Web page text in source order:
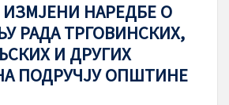
ИЗМЈЕНИ НАРЕДБЕ О
РАДА ТРГОВИНСКИХ,
И ДРУГИХ
ПОДРУЧЈУ ОПШТИНЕ